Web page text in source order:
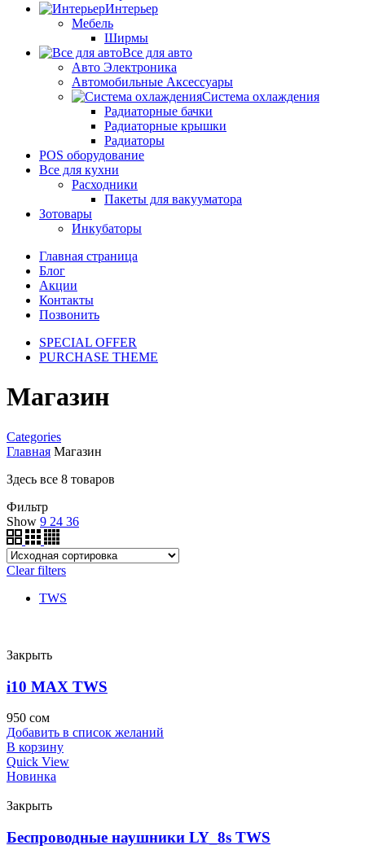
Интерьер
Мебель
Ширмы
Все для авто
Авто Электроника
Автомобильные Аксессуары
Система охлаждения
Радиаторные бачки
Радиаторные крышки
Радиаторы
POS оборудование
Все для кухни
Расходники
Пакеты для вакууматора
Зотовары
Инкубаторы
Главная страница
Блог
Акции
Контакты
Позвонить
SPECIAL OFFER
PURCHASE THEME
Магазин
Categories
Главная Магазин
Здесь все 8 товаров
Фильтр
Show 9 24 36
Clear filters
TWS
Закрыть
i10 MAX TWS
950 сом
Добавить в список желаний
В корзину
Quick View
Новинка
Закрыть
Беспроводные наушники LY_8s TWS